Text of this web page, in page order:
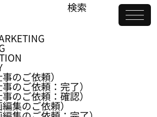
のご依頼）
のご依頼：完了）
のご依頼：確認）
集のご依頼）